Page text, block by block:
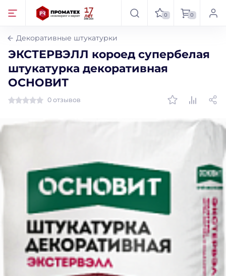
0 0
Декоративные штукатурки
ЭКСТЕРВЭЛЛ короед супербелая
штукатурка декоративная
ОСНОВИТ
0 отзывов